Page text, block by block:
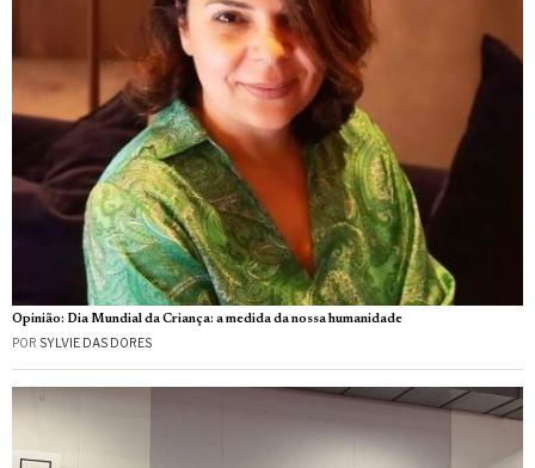
Opinião: Dia Mundial da Criança: a medida da nossa humanidade
POR SYLVIE DAS DORES